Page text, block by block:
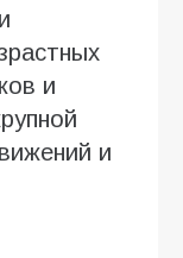
и
и